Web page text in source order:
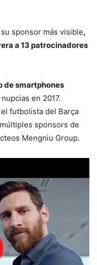
sponsor más visible,
a 13 patrocinadores
de smartphones
en 2017.
futbolista del Barça
sponsors de
Mengniu Group.